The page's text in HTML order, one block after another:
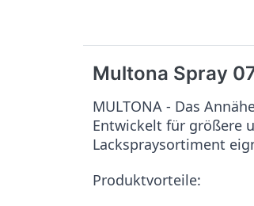
Multona Spray
MULTONA - Das
Entwickelt für größere
Lackspraysortiment
Produktvorteile: